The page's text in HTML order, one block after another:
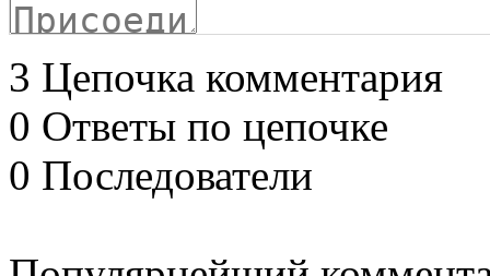
3 Цепочка комментария
0 Ответы по цепочке
0 Последователи